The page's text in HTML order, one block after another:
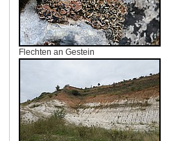
Flechten an Gestein